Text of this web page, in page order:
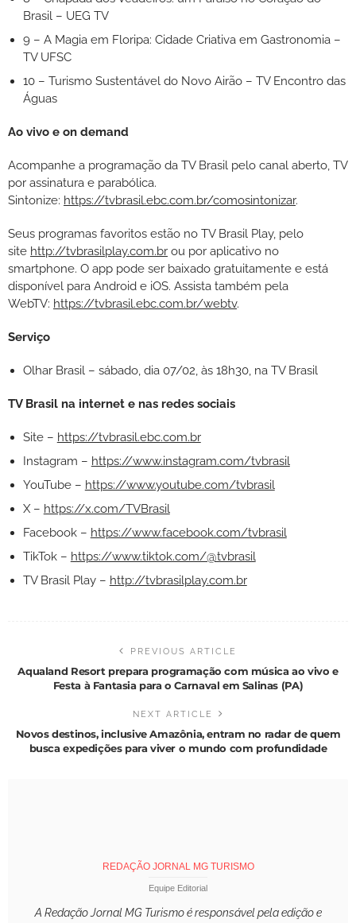
Brasil – UEG TV
9 – A Magia em Floripa: Cidade Criativa em Gastronomia –
TV UFSC
10 – Turismo Sustentável do Novo Airão – TV Encontro das
Águas
Ao vivo e on demand
Acompanhe a programação da TV Brasil pelo canal aberto, TV
por assinatura e parabólica.
Sintonize: https://tvbrasil.ebc.com.br/comosintonizar.
Seus programas favoritos estão no TV Brasil Play, pelo
site http://tvbrasilplay.com.br ou por aplicativo no
smartphone. O app pode ser baixado gratuitamente e está
disponível para Android e iOS. Assista também pela
WebTV: https://tvbrasil.ebc.com.br/webtv.
Serviço
Olhar Brasil – sábado, dia 07/02, às 18h30, na TV Brasil
TV Brasil na internet e nas redes sociais
Site – https://tvbrasil.ebc.com.br
Instagram – https://www.instagram.com/tvbrasil
YouTube – https://www.youtube.com/tvbrasil
X – https://x.com/TVBrasil
Facebook – https://www.facebook.com/tvbrasil
TikTok – https://www.tiktok.com/@tvbrasil
TV Brasil Play – http://tvbrasilplay.com.br
PREVIOUS ARTICLE
Aqualand Resort prepara programação com música ao vivo e
Festa à Fantasia para o Carnaval em Salinas (PA)
NEXT ARTICLE
Novos destinos, inclusive Amazônia, entram no radar de quem
busca expedições para viver o mundo com profundidade
REDAÇÃO JORNAL MG TURISMO
Equipe Editorial
A Redação Jornal MG Turismo é responsável pela edição e